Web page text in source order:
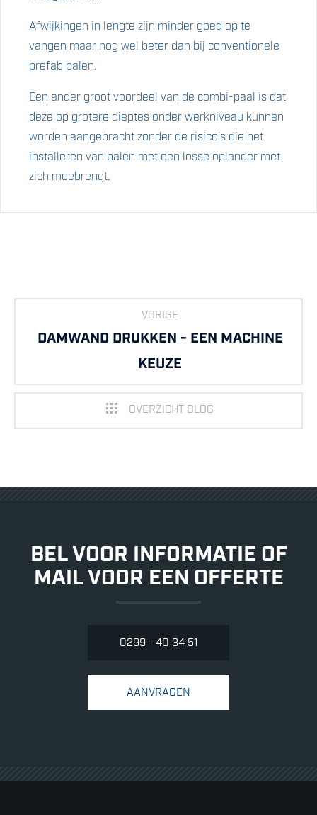
Afwijkingen in lengte zijn minder goed op te
vangen maar nog wel beter dan bij conventionele
prefab palen.
Een ander groot voordeel van de combi-paal is dat
deze op grotere dieptes onder werkniveau kunnen
worden aangebracht zonder de risico’s die het
installeren van palen met een losse oplanger met
zich meebrengt.
VORIGE
DAMWAND DRUKKEN - EEN MACHINE
KEUZE
OVERZICHT BLOG
BEL VOOR INFORMATIE OF
MAIL VOOR EEN OFFERTE
0299 - 40 34 51
AANVRAGEN